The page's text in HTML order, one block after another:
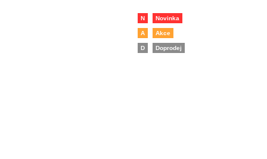
N Novinka
A Akce
D Doprodej